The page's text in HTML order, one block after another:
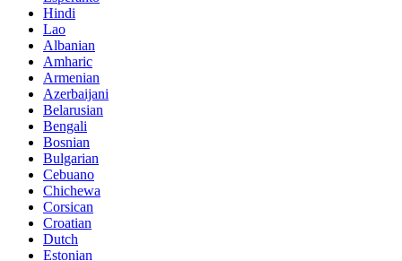
Hindi
Lao
Albanian
Amharic
Armenian
Azerbaijani
Belarusian
Bengali
Bosnian
Bulgarian
Cebuano
Chichewa
Corsican
Croatian
Dutch
Estonian